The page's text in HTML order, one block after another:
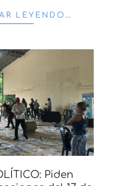
LEYENDO…
Piden